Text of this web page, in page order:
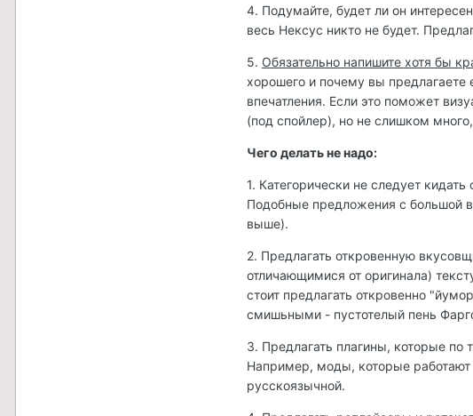
4. Подумайте, будет ли он
весь Нексус никто не будет.
5. Обязательно напишите хотя бы
хорошего и почему вы предлагаете
впечатления. Если это поможет
(под спойлер), но не слишком
Чего делать не надо:
1. Категорически не следует
Подобные предложения с большой
выше).
2. Предлагать откровенную
отличающимися от оригинала)
стоит предлагать откровенно
смишьными - пустотелый пень
3. Предлагать плагины, которые по
Например, моды, которые работают
русскоязычной.